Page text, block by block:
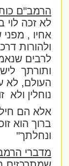
הרמב"ם
לא זכה לוי
אחיו ,
ולהורות
לרבים
ותורתך
העולם, לא
נוחלין ולא
אלא הם חיל
ברוך הוא
ונחלתך"
מדברי